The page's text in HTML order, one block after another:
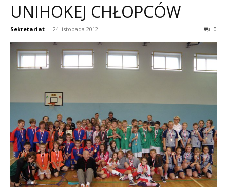
UNIHOKEJ CHŁOPCÓW
Sekretariat - 24 listopada 2012 0